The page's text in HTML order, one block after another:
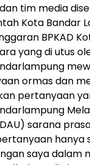
tim media
Kota Bandar
BPKAD
yang di utus
ormas dan
pertanyaan
sarana
hanya
saya dalam